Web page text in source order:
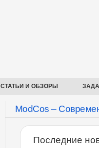
СТАТЬИ И ОБЗОРЫ
ModCos –
Последние